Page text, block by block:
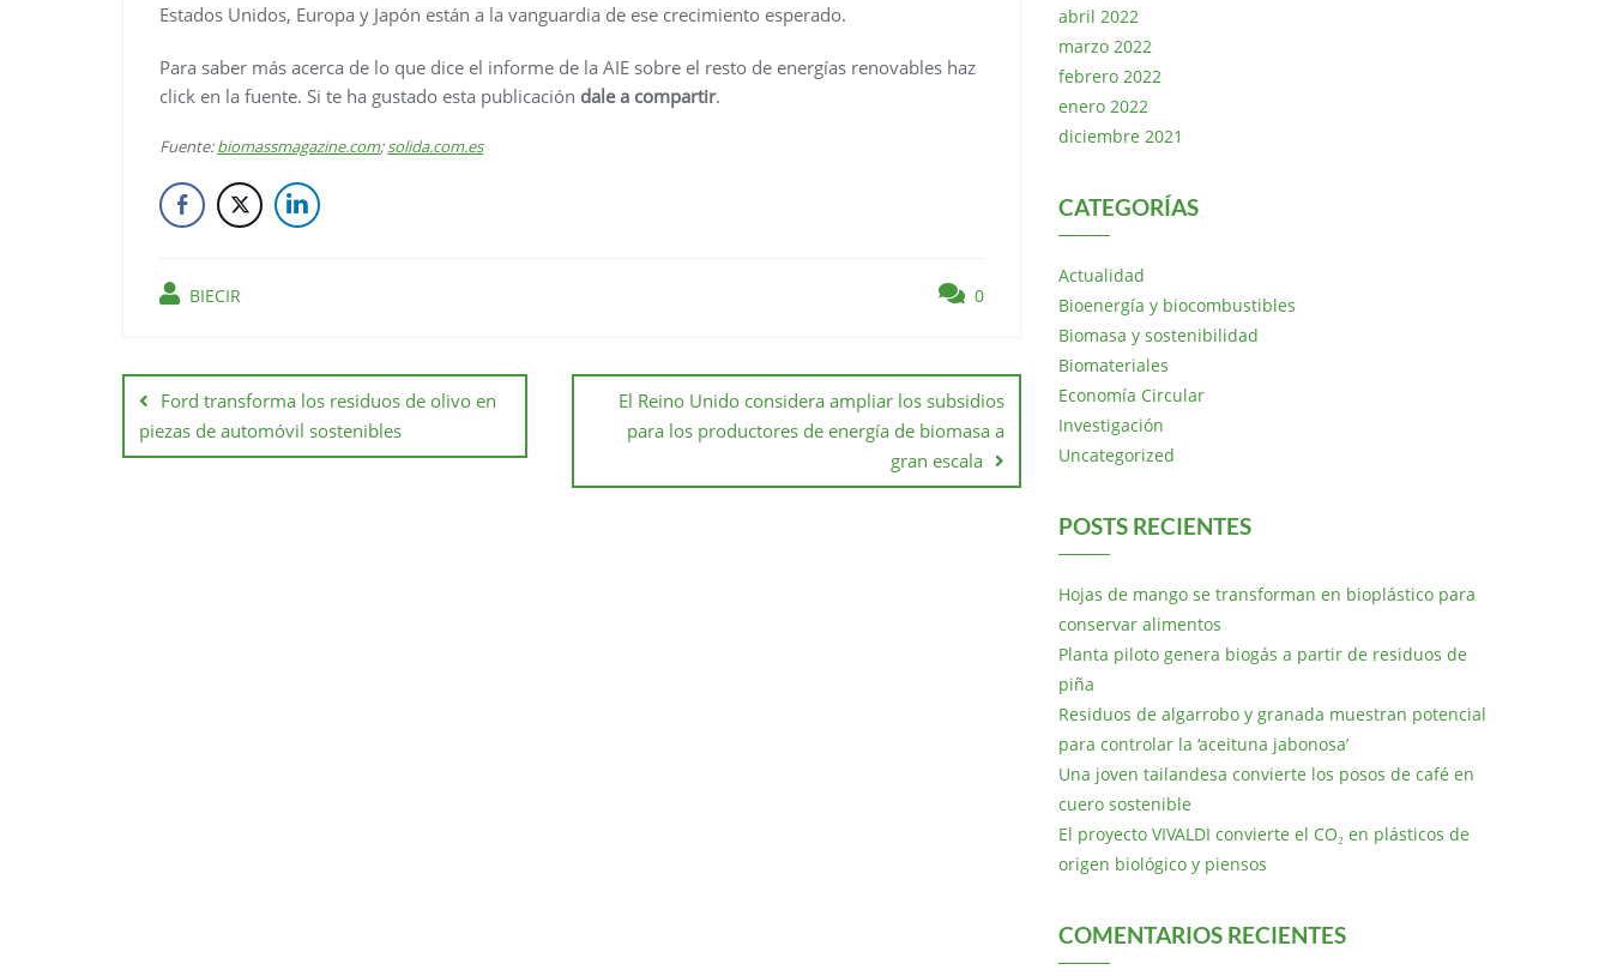
Estados Unidos, Europa y Japón están a la vanguardia de ese crecimiento esperado.
Para saber más acerca de lo que dice el informe de la AIE sobre el resto de energías renovables haz
click en la fuente. Si te ha gustado esta publicación dale a compartir.
Fuente:biomassmagazine.com;solida.com.es
BIECIR 0
Ford transforma los residuos de olivo en
piezas de automóvil sostenibles
El Reino Unido considera ampliar los subsidios
para los productores de energía de biomasa a
gran escala
abril 2022
marzo 2022
febrero 2022
enero 2022
diciembre 2021
CATEGORÍAS
Actualidad
Bioenergía y biocombustibles
Biomasa y sostenibilidad
Biomateriales
Economía Circular
Investigación
Uncategorized
POSTS RECIENTES
Hojas de mango se transforman en bioplástico para
conservar alimentos
Planta piloto genera biogás a partir de residuos de
piña
Residuos de algarrobo y granada muestran potencial
para controlar la ‘aceituna jabonosa’
Una joven tailandesa convierte los posos de café en
cuero sostenible
El proyecto VIVALDI convierte el CO₂ en plásticos de
origen biológico y piensos
COMENTARIOS RECIENTES